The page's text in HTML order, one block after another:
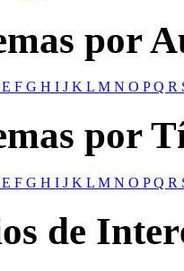
por
E F G H I J K L M N O PQ R
por
E F G H I J K L M N O PQ R
de